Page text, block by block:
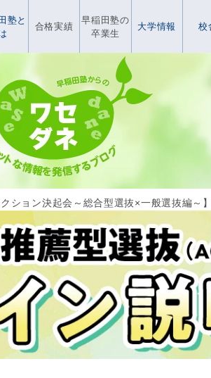
塾と
合格実績
早稲田塾の
卒業生
大学情報 校
ション決起会～総合型選抜×一般選抜編～